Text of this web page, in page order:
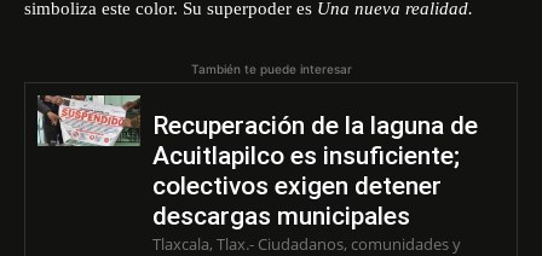
simboliza este color. Su superpoder es Una nueva realidad.
También te puede interesar
Recuperación de la laguna de
Acuitlapilco es insuficiente;
colectivos exigen detener
descargas municipales
Tlaxcala, Tlax.- Ciudadanos, comunidades y